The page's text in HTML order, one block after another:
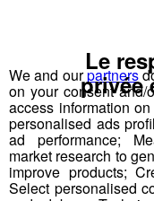
Publié par La
16h58-Mis
Le Magazine
Faune et Flore
We and ourpartners
on your consent and/
access information
personalised ads
ad performance;
market research to
improve products;
Select personalised
Le
privée